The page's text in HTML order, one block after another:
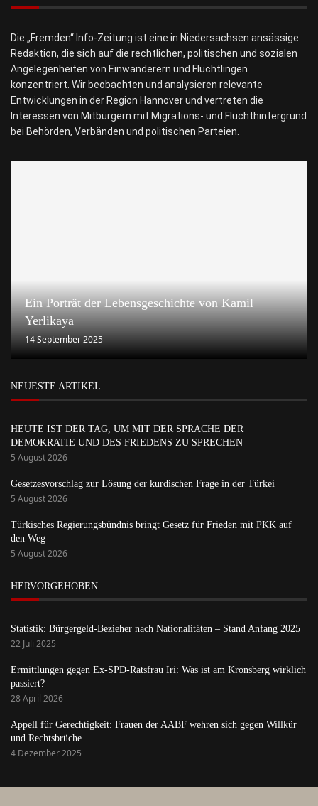
Die „Fremden“ Info-Zeitung ist eine in Niedersachsen ansässige
Redaktion, die sich auf die rechtlichen, politischen und sozialen
Angelegenheiten von Einwanderern und Flüchtlingen
konzentriert. Wir beobachten und analysieren relevante
Entwicklungen in der Region Hannover und vertreten die
Interessen von Mitbürgern mit Migrations- und Fluchthintergrund
bei Behörden, Verbänden und politischen Parteien.
Ein Porträt der Lebensgeschichte von Kamil
Yerlikaya
14 September 2025
NEUESTE ARTIKEL
HEUTE IST DER TAG, UM MIT DER SPRACHE DER
DEMOKRATIE UND DES FRIEDENS ZU SPRECHEN
5 August 2026
Gesetzesvorschlag zur Lösung der kurdischen Frage in der Türkei
5 August 2026
Türkisches Regierungsbündnis bringt Gesetz für Frieden mit PKK auf
den Weg
5 August 2026
HERVORGEHOBEN
Statistik: Bürgergeld-Bezieher nach Nationalitäten – Stand Anfang 2025
22 Juli 2025
Ermittlungen gegen Ex-SPD-Ratsfrau Iri: Was ist am Kronsberg wirklich
passiert?
28 April 2026
Appell für Gerechtigkeit: Frauen der AABF wehren sich gegen Willkür
und Rechtsbrüche
4 Dezember 2025